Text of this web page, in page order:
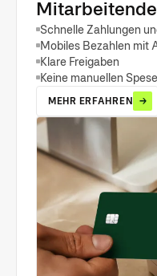
Mitarbeitende
Schnelle Zahlungen
Mobiles Bezahlen mit
Klare Freigaben
Keine manuellen
MEHR ERFAHREN